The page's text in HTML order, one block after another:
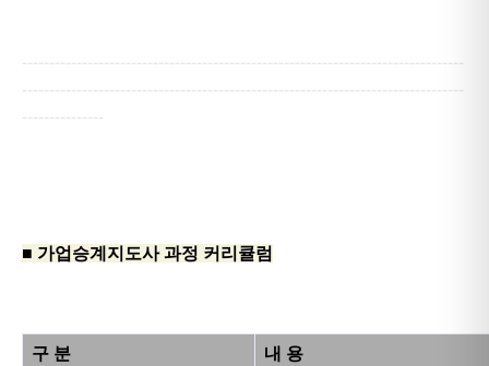
---------------------------------------------------------------------------------
---------------------------------------------------------------------------------
---------------
■ 가업승계지도사 과정 커리큘럼
구 분 내 용